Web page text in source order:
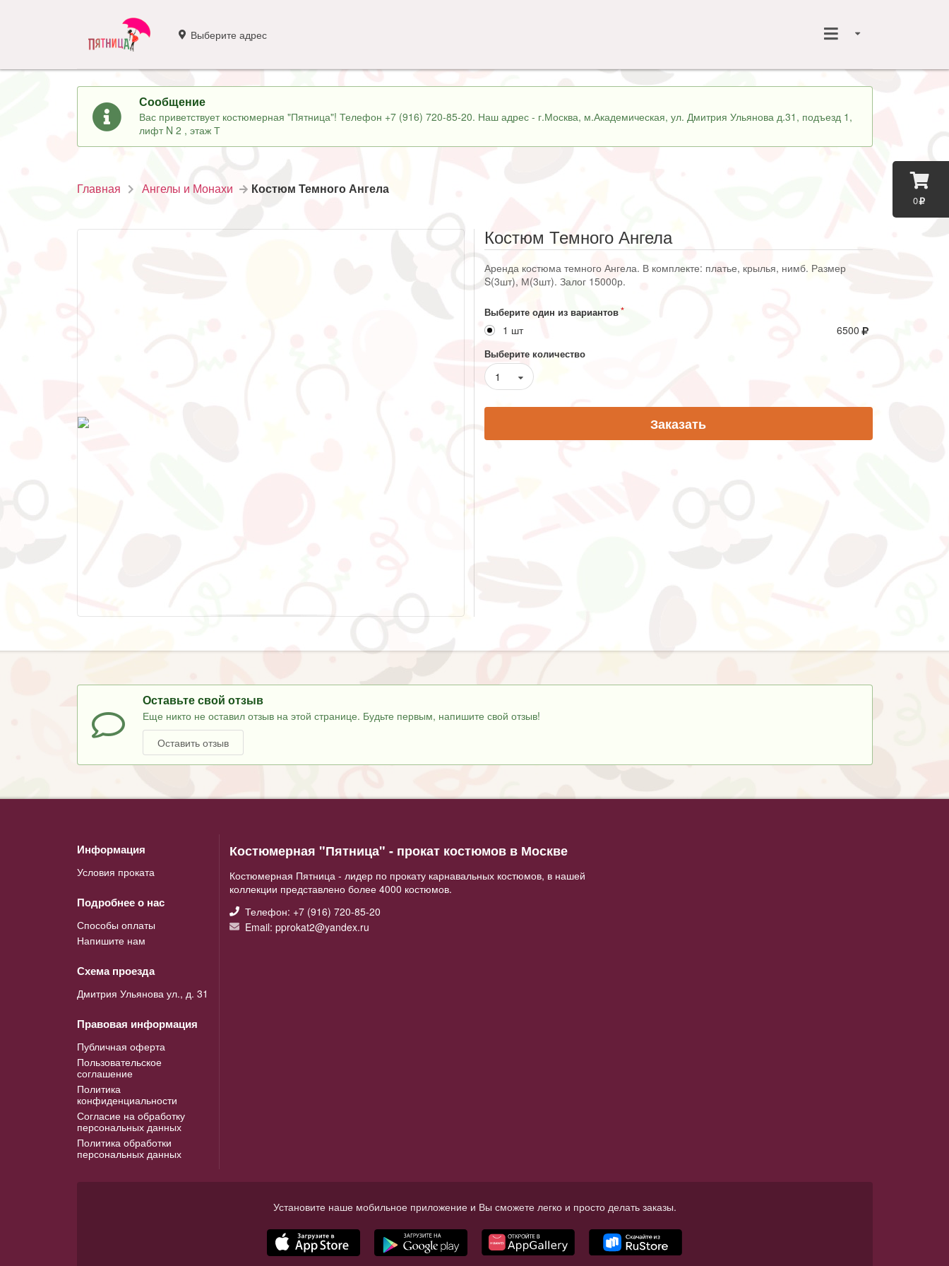
0
Выберите адрес
Сообщение
Вас приветствует костюмерная "Пятница"! Телефон +7 (916) 720-85-20. Наш адрес - г.Москва, м.Академическая, ул. Дмитрия Ульянова д.31, подъезд 1,
лифт N 2 , этаж Т
Главная Ангелы и Монахи Костюм Темного Ангела
Костюм Темного Ангела
Аренда костюма темного Ангела. В комплекте: платье, крылья, нимб. Размер
S(3шт), М(3шт). Залог 15000р.
Выберите один из вариантов
1 шт 6500
Выберите количество
1
Заказать
Оставьте свой отзыв
Еще никто не оставил отзыв на этой странице. Будьте первым, напишите свой отзыв!
Оставить отзыв
Информация
Условия проката
Подробнее о нас
Способы оплаты
Напишите нам
Схема проезда
Дмитрия Ульянова ул., д. 31
Правовая информация
Публичная оферта
Пользовательское
соглашение
Политика
конфиденциальности
Согласие на обработку
персональных данных
Политика обработки
персональных данных
Костюмерная "Пятница" - прокат костюмов в Москве
Костюмерная Пятница - лидер по прокату карнавальных костюмов, в нашей
коллекции представлено более 4000 костюмов.
Телефон: +7 (916) 720-85-20
Email: pprokat2@yandex.ru
Установите наше мобильное приложение и Вы сможете легко и просто делать заказы.